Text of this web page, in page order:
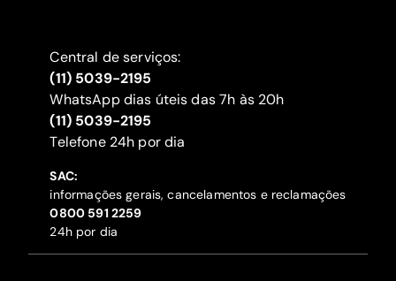
Central de serviços:
(11) 5039-2195
WhatsApp dias úteis das 7h às 20h
(11) 5039-2195
‍Telefone 24h por dia
SAC:
informações gerais, cancelamentos e reclamações
‍0800 591 2259
24h por dia